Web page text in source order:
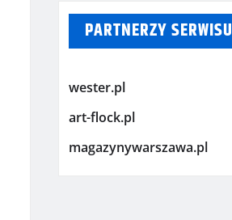
PARTNERZY SERWISU
wester.pl
art-flock.pl
magazynywarszawa.pl